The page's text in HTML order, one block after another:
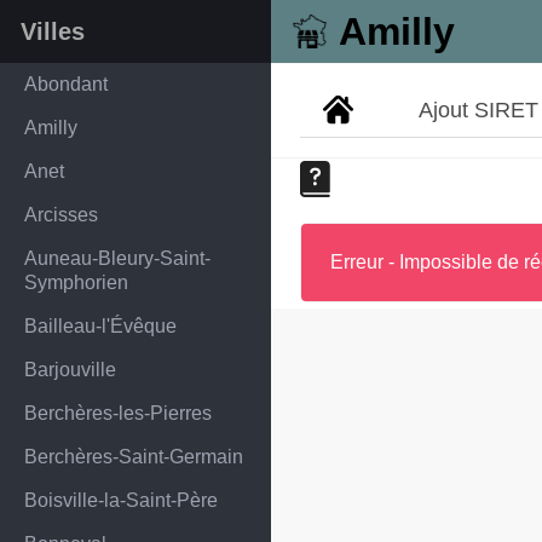
Amilly
Villes
Abondant
Amilly
Anet
Arcisses
Auneau-Bleury-Saint-
Symphorien
Bailleau-l'Évêque
Barjouville
Berchères-les-Pierres
Berchères-Saint-Germain
Boisville-la-Saint-Père
Ajout SIRET
Erreur - Impossible de